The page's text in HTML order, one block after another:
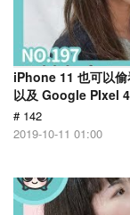
iPhone 11 也可以
以及 Google PIxel
# 142
2019-10-11 01:00